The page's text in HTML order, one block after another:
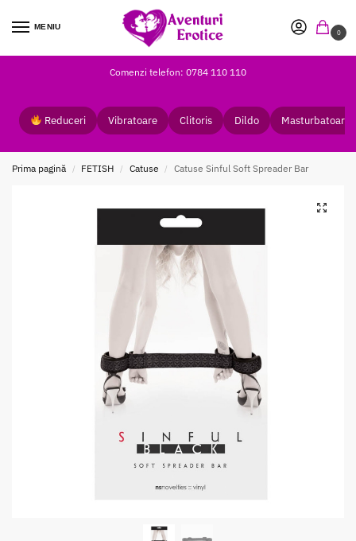
MENIU
0
Comenzi telefon: 0784 110 110
Reduceri Vibratoare Clitoris Dildo Masturbatoare
Prima pagină / FETISH / Catuse / Catuse Sinful Soft Spreader Bar